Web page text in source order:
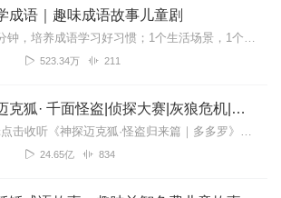
成语｜趣味成语故事儿童剧
每天5分钟，培养成语学习好习惯；1个生活场景，1个成语典故，1例造句；潜移默化学语文，抓住孩子的学习黄金期；hi，亲爱的小朋友们，我是你们的好朋友，也是喜欢讲故...
523.34万 211
神探迈克狐· 千面怪盗|侦探大赛|灰狼危机|多多罗
新专辑点击收听《神探迈克狐·怪盗归来篇｜多多罗》！！！>>>点击进入主播橱窗购买《神探迈克狐》系列图书吧!<<<多多罗故事【点击前往】收听多多罗其他好玩有趣的故...
24.65亿 834